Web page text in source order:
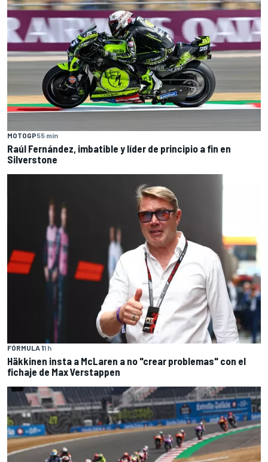
MOTOGP55 min
Raúl Fernández, imbatible y líder de principio a fin en
Silverstone
FÓRMULA 11 h
Häkkinen insta a McLaren a no "crear problemas" con el
fichaje de Max Verstappen